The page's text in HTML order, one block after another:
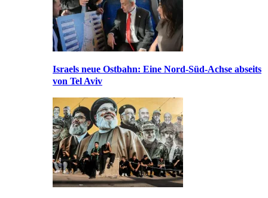
Israels neue Ostbahn: Eine Nord-Süd-Achse abseits
von Tel Aviv